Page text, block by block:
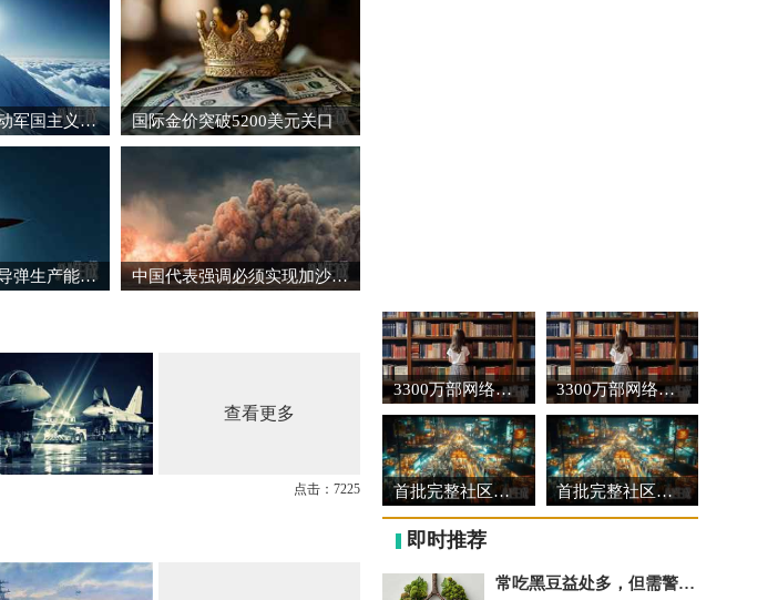
朝中社：日本推动军国主义复活将触碰“红线” 国际金价突破5200美元关口
金正恩提出扩大导弹生产能力的必要性 中国代表强调必须实现加沙全面持久停火
查看更多
点击：7225
3300万部网络文学作品见证时代脉动 3300万部网络文学作品见证时代脉动
首批完整社区建设可复制经验做法清单发布 首批完整社区建设可复制经验做法清单发布
即时推荐
常吃黑豆益处多，但需警惕